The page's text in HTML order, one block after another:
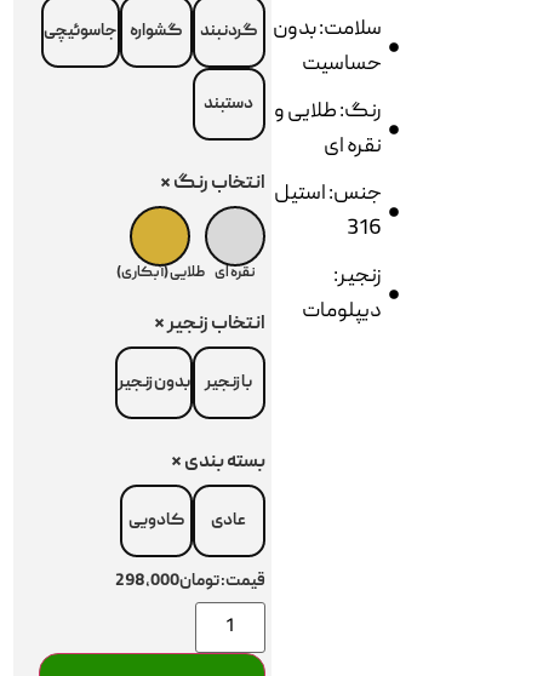
سلامت: بدون
حساسیت
رنگ: طلایی و
نقره ای
جنس: استیل
316
زنجیر:
دیپلومات
گردنبند گشواره جاسوئیچی
دستبند
انتخاب رنگ*
نقره ای طلایی (آبکاری)
انتخاب زنجیر*
با زنجیر بدون زنجیر
بسته بندی*
عادی کادویی
قیمت:تومان298,000